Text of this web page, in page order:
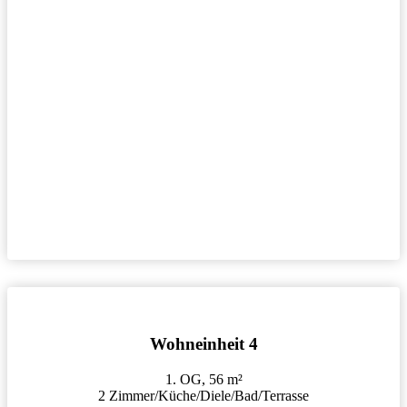
Wohneinheit 4
1. OG, 56 m²
2 Zimmer/Küche/Diele/Bad/Terrasse